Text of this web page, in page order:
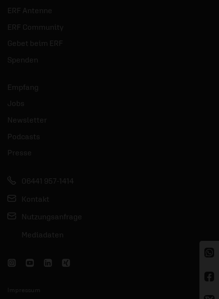
ERF Antenne
ERF Community
Gebet beim ERF
Spenden
Empfang
Jobs
Newsletter
Podcasts
Presse
06441 957-1414
Kontakt
Nutzungsanfrage
Mediadaten
Impressum